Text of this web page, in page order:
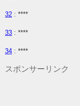
32 : ****
33 : ****
34 : ****
スポンサーリンク